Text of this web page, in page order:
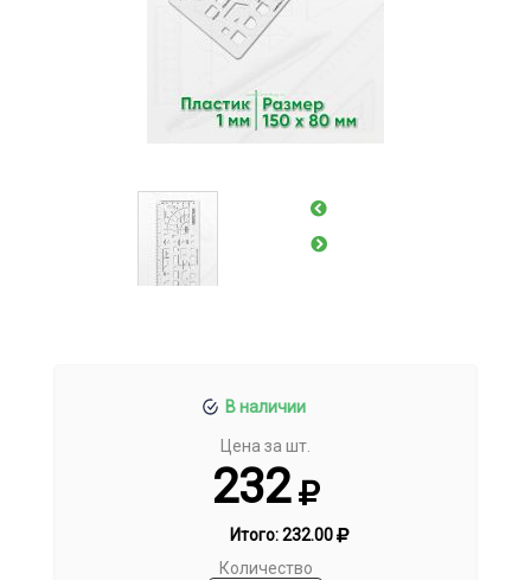
В наличии
Цена за шт.
232
Итого:232.00
Количество